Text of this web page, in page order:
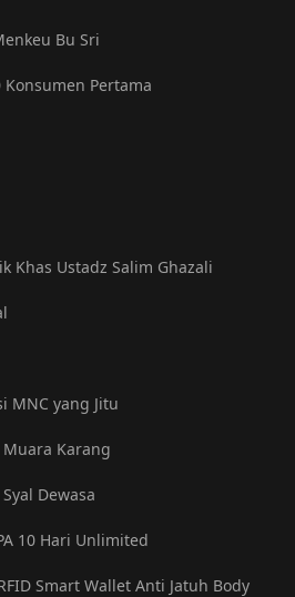
Bu Sri
Pertama
Khas Ustadz Salim Ghazali
MNC yang Jitu
Muara Karang
Dewasa
10 Hari Unlimited
Smart Wallet Anti Jatuh Body